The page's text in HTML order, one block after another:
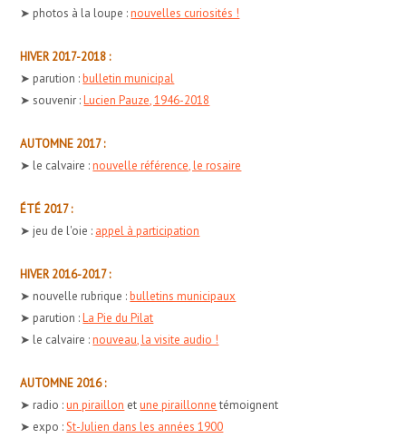
➤ photos à la loupe :nouvelles curiosités !
HIVER 2017-2018 :
➤ parution :bulletin municipal
➤ souvenir :Lucien Pauze, 1946-2018
AUTOMNE 2017 :
➤ le calvaire :nouvelle référence, le rosaire
ÉTÉ 2017 :
➤ jeu de l'oie : appel à participation
HIVER 2016-2017 :
➤ nouvelle rubrique :bulletins municipaux
➤ parution :La Pie du Pilat
➤ le calvaire :nouveau, la visite audio !
AUTOMNE 2016 :
➤ radio :un piraillon etune piraillonne témoignent
➤ expo :St-Julien dans les années 1900